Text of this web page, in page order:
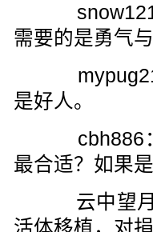
snow1219
需要的是勇气与
是好人。
cbh886：
最合适？如果
云中望月
活体移植，对